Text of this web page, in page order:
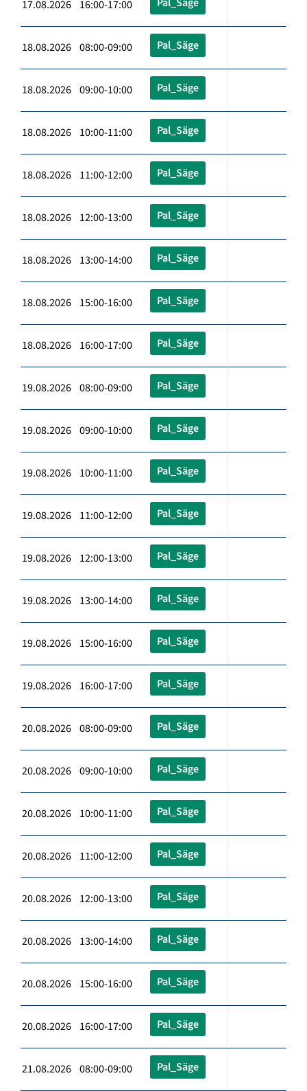
17.08.2026 16:00-17:00
18.08.2026 08:00-09:00 Pal_Säge
18.08.2026 09:00-10:00 Pal_Säge
18.08.2026 10:00-11:00 Pal_Säge
18.08.2026 11:00-12:00 Pal_Säge
18.08.2026 12:00-13:00 Pal_Säge
18.08.2026 13:00-14:00 Pal_Säge
18.08.2026 15:00-16:00 Pal_Säge
18.08.2026 16:00-17:00 Pal_Säge
19.08.2026 08:00-09:00 Pal_Säge
19.08.2026 09:00-10:00 Pal_Säge
19.08.2026 10:00-11:00 Pal_Säge
19.08.2026 11:00-12:00 Pal_Säge
19.08.2026 12:00-13:00 Pal_Säge
19.08.2026 13:00-14:00 Pal_Säge
19.08.2026 15:00-16:00 Pal_Säge
19.08.2026 16:00-17:00 Pal_Säge
20.08.2026 08:00-09:00 Pal_Säge
20.08.2026 09:00-10:00 Pal_Säge
20.08.2026 10:00-11:00 Pal_Säge
20.08.2026 11:00-12:00 Pal_Säge
20.08.2026 12:00-13:00 Pal_Säge
20.08.2026 13:00-14:00 Pal_Säge
20.08.2026 15:00-16:00 Pal_Säge
20.08.2026 16:00-17:00 Pal_Säge
21.08.2026 08:00-09:00 Pal_Säge